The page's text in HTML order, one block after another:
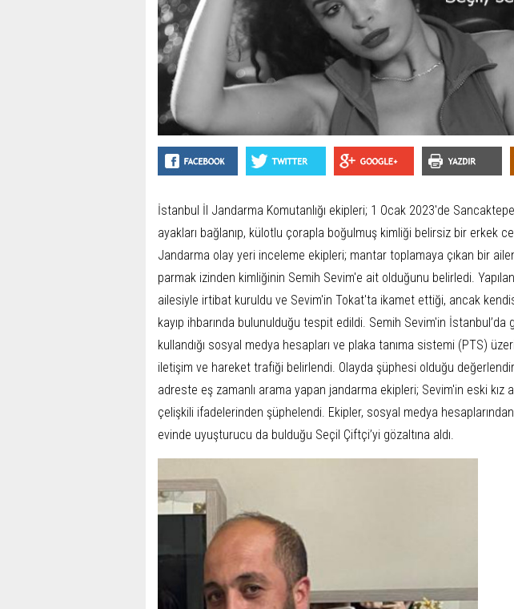
İstanbul İl Jandarma Komutanlığı ekipleri; 1 Ocak 2023'de
ayakları bağlanıp, külotlu çorapla boğulmuş kimliği belirsiz bir erkek
Jandarma olay yeri inceleme ekipleri; mantar toplamaya çıkan bir
parmak izinden kimliğinin Semih Sevim'e ait olduğunu belirledi.
ailesiyle irtibat kuruldu ve Sevim'in Tokat'ta ikamet ettiği, ancak
kayıp ihbarında bulunulduğu tespit edildi. Semih Sevim'in
kullandığı sosyal medya hesapları ve plaka tanıma sistemi (PTS)
iletişim ve hareket trafiği belirlendi. Olayda şüphesi olduğu
adreste eş zamanlı arama yapan jandarma ekipleri; Sevim'in eski kız
çelişkili ifadelerinden şüphelendi. Ekipler, sosyal medya
evinde uyuşturucu da bulduğu Seçil Çiftçi’yi gözaltına aldı.